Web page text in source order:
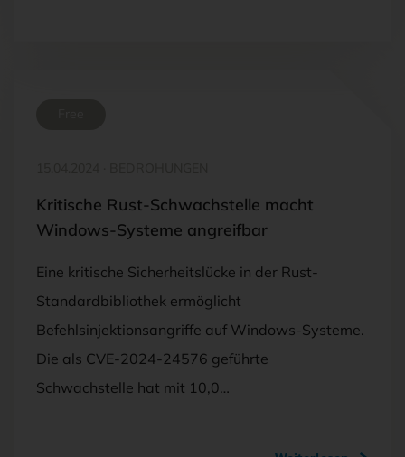
Kritische Rust-Schwachstelle macht
Windows-Systeme angreifbar
Eine kritische Sicherheitslücke in der Rust-
Standardbibliothek ermöglicht
Befehlsinjektionsangriffe auf Windows-Systeme.
Die als CVE-2024-24576 geführte
Schwachstelle hat mit 10,0…